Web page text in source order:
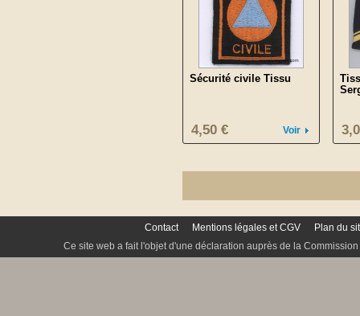
Sécurité civile Tissu
Voir
4,50 €
Contact Mentions légales et CGV
Plan du
Ce site web a fait l'objet d'une déclaration auprès de la